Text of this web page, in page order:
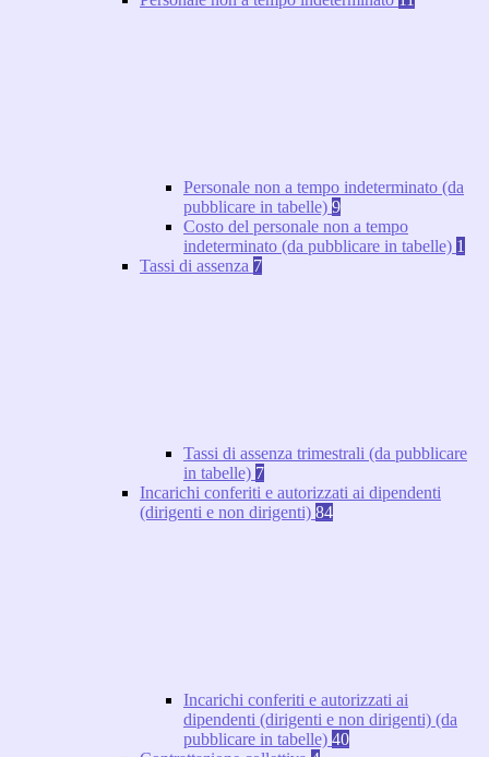
Personale non a tempo indeterminato (da
pubblicare in tabelle) 9
Costo del personale non a tempo
indeterminato (da pubblicare in tabelle) 1
Tassi di assenza 7
Tassi di assenza trimestrali (da pubblicare
in tabelle) 7
Incarichi conferiti e autorizzati ai dipendenti
(dirigenti e non dirigenti) 84
Incarichi conferiti e autorizzati ai
dipendenti (dirigenti e non dirigenti) (da
pubblicare in tabelle) 40